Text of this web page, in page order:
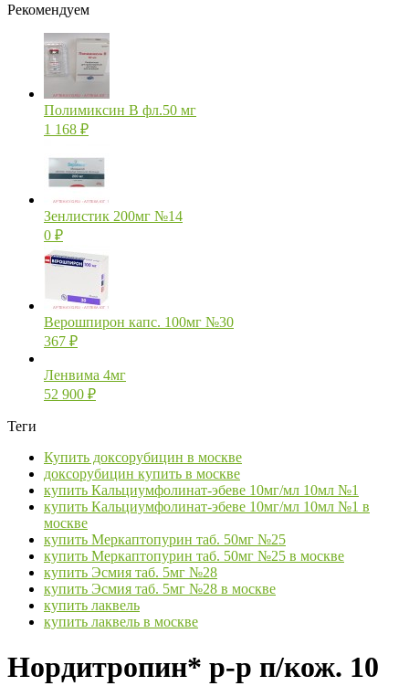
Рекомендуем
Полимиксин В фл.50 мг
1 168 ₽
Зенлистик 200мг №14
0 ₽
Верошпирон капс. 100мг №30
367 ₽
Ленвима 4мг
52 900 ₽
Теги
Купить доксорубицин в москве
доксорубицин купить в москве
купить Кальциумфолинат-эбеве 10мг/мл 10мл №1
купить Кальциумфолинат-эбеве 10мг/мл 10мл №1 в
москве
купить Меркаптопурин таб. 50мг №25
купить Меркаптопурин таб. 50мг №25 в москве
купить Эсмия таб. 5мг №28
купить Эсмия таб. 5мг №28 в москве
купить лаквель
купить лаквель в москве
Нордитропин* р-р п/кож. 10